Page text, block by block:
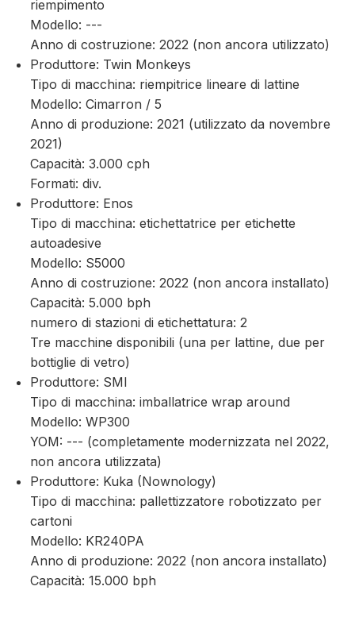
riempimento
Modello: ---
Anno di costruzione: 2022 (non ancora utilizzato)
Produttore: Twin Monkeys
Tipo di macchina: riempitrice lineare di lattine
Modello: Cimarron / 5
Anno di produzione: 2021 (utilizzato da novembre
2021)
Capacità: 3.000 cph
Formati: div.
Produttore: Enos
Tipo di macchina: etichettatrice per etichette
autoadesive
Modello: S5000
Anno di costruzione: 2022 (non ancora installato)
Capacità: 5.000 bph
numero di stazioni di etichettatura: 2
Tre macchine disponibili (una per lattine, due per
bottiglie di vetro)
Produttore: SMI
Tipo di macchina: imballatrice wrap around
Modello: WP300
YOM: --- (completamente modernizzata nel 2022,
non ancora utilizzata)
Produttore: Kuka (Nownology)
Tipo di macchina: pallettizzatore robotizzato per
cartoni
Modello: KR240PA
Anno di produzione: 2022 (non ancora installato)
Capacità: 15.000 bph